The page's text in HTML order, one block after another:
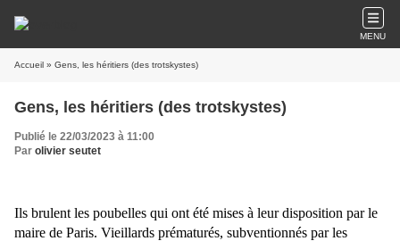
MENU
Accueil » Gens, les héritiers (des trotskystes)
Gens, les héritiers (des trotskystes)
Publié le 22/03/2023 à 11:00
Par olivier seutet
Ils brulent les poubelles qui ont été mises à leur disposition par le
maire de Paris. Vieillards prématurés, subventionnés par les